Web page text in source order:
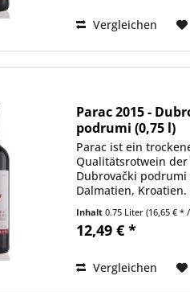
den...Vergleichen
Parac 2015 -
podrumi (0,75 l)
Parac ist ein
Qualitätsrotwein
Dubrovački podrumi
Dalmatien, Kroatien.
klassischen
und Cabernet
kleine...
Inhalt0.75 Liter(16,65 € *
12,49 € *
Vergleichen